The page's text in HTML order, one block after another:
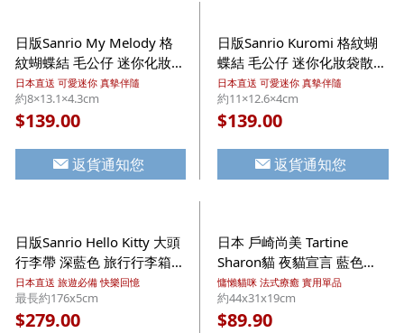
日版Sanrio My Melody 格
紋蝴蝶結 毛公仔 迷你化妝袋
散紙包 小物收納 鎖匙扣掛飾
附心形登山扣 (799)【市集
世界 - 日本市集】
日本直送 可愛迷你 真摰伴隨
約8×13.1×4.3cm
$139.00
返貨通知您
日版Sanrio Kuromi 格紋蝴
蝶結 毛公仔 迷你化妝袋散紙
包 小物收納 鎖匙扣掛飾 附
心形登山扣 (805)【市集世
界 - 日本市集】
日本直送 可愛迷你 真摰伴隨
約11×12.6×4cm
$139.00
返貨通知您
日版Sanrio Hello Kitty 大頭
行李帶 深藍色 旅行行李箱篋
束帶 (047)【市集世界 - 日
本市集】
日本直送 旅遊必備 快樂回憶
最長約176x5cm
$279.00
日本 戶崎尚美 Tartine
Sharon貓 夜貓宣言 藍色
Tote 百變收納環保購物袋
(604)【市集世界 - 日本市
集】
慵懶貓咪 法式療癒 實用單品
約44x31x19cm
$89.90